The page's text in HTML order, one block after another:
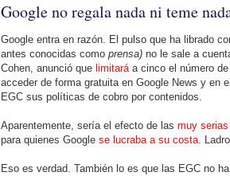
Google no regala nada ni teme
Google entra en razón. El pulso que ha librado
antes conocidas como prensa) no le sale a
Cohen, anunció que limitaráa cinco el número
acceder de forma gratuita en Google News y en
EGC sus políticas de cobro por contenidos.
Aparentemente, sería el efecto de las muy
para quienes Google se lucraba a su costa.
Eso es verdad. También lo es que las EGC no